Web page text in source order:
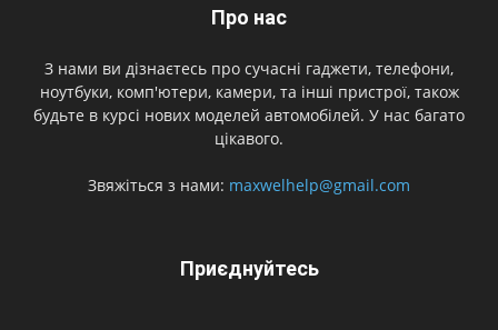
Про нас
З нами ви дізнаєтесь про сучасні гаджети, телефони,
ноутбуки, комп'ютери, камери, та інші пристрої, також
будьте в курсі нових моделей автомобілей. У нас багато
цікавого.
Звяжіться з нами: maxwelhelp@gmail.com
Приєднуйтесь